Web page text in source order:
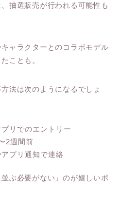
抽選販売が行われる可能性も
ャラクターとのコラボモデル
ことも。
法は次のようになるでしょ
リでのエントリー
2週間前
プリ通知で連絡
ぶ必要がない」のが嬉しいポ